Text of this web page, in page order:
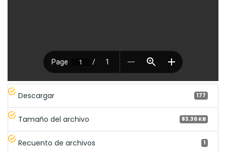
Descargar 177
Tamaño del archivo 83.36 KB
Recuento de archivos 1